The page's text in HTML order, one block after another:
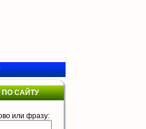
САЙТУ
или фразу: